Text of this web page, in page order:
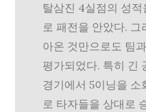
탈삼진 4실점의 성
로 패전을 안았다. 그
아온 것만으로도 팀
평가되었다. 특히 긴
경기에서 5이닝을
로 타자들을 상대로